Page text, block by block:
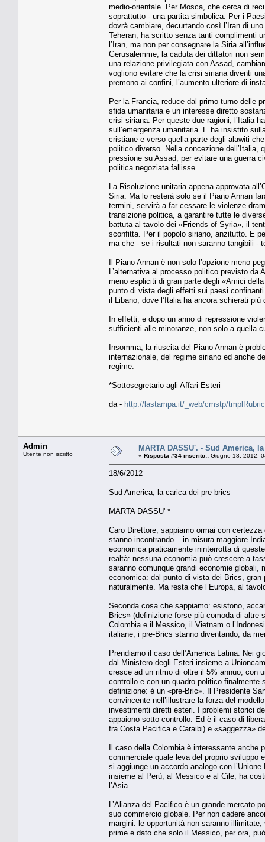
medio-orientale. Per Mosca, che cerca di
soprattutto - una partita simbolica. Per i
dovrà cambiare, decurtando così l’Iran di
Teheran, ha scritto senza tanti complimenti
l’Iran, ma non per consegnare la Siria
Gerusalemme, la caduta dei dittatori non
una relazione privilegiata con Assad,
vogliono evitare che la crisi siriana diventi
premono ai confini, l’aumento ulteriore di
Per la Francia, reduce dal primo turno delle
sfida umanitaria e un interesse diretto
crisi siriana. Per queste due ragioni, l’Italia
sull’emergenza umanitaria. E ha insistito
cristiane e verso quella parte degli alawiti
politico diverso. Nella concezione dell’Italia,
pressione su Assad, per evitare una guerra
politica negoziata fallisse.
La Risoluzione unitaria appena approvata
Siria. Ma lo resterà solo se il Piano Annan
termini, servirà a far cessare le violenze
transizione politica, a garantire tutte le
battuta al tavolo dei «Friends of Syria», il
sconfitta. Per il popolo siriano, anzitutto. E
ma che - se i risultati non saranno tangibili -
Il Piano Annan è non solo l’opzione meno
L’alternativa al processo politico previsto da
meno espliciti di gran parte degli «Amici
punto di vista degli effetti sui paesi
il Libano, dove l’Italia ha ancora schierati
In effetti, e dopo un anno di repressione
sufficienti alle minoranze, non solo a quella
Insomma, la riuscita del Piano Annan è
internazionale, del regime siriano ed anche
regime.
*Sottosegretario agli Affari Esteri
da - http://lastampa.it/_web/cmstp/
Admin
Utente non iscritto
MARTA DASSU'. - Sud America,
« Risposta #34 inserito:: Giugno 18, 2012,
18/6/2012
Sud America, la carica dei pre brics
MARTA DASSU' *
Caro Direttore, sappiamo ormai con
stanno incontrando – in misura maggiore
economica praticamente ininterrotta di
realtà: nessuna economia può crescere a
saranno comunque grandi economie
economica: dal punto di vista dei Brics,
naturalmente. Ma resta che l’Europa, al
Seconda cosa che sappiamo: esistono,
Brics» (definizione forse più comoda di altre
Colombia e il Messico, il Vietnam o
italiane, i pre-Brics stanno diventando, da
Prendiamo il caso dell’America Latina. Nei
dal Ministero degli Esteri insieme a
cresce ad un ritmo di oltre il 5% annuo, con
controllo e con un quadro politico finalmente
definizione: è un «pre-Bric». Il Presidente
convincente nell’illustrare la forza del
investimenti diretti esteri. I problemi storici
appaiono sotto controllo. Ed è il caso di
fra Costa Pacifica e Caraibi) e «saggezza»
Il caso della Colombia è interessante anche
commerciale quale leva del proprio sviluppo
si aggiunge un accordo analogo con
insieme al Perù, al Messico e al Cile, ha
l’Asia.
L’Alianza del Pacifico è un grande mercato
suo commercio globale. Per non cadere
margini: le opportunità non saranno
prime e dato che solo il Messico, per ora,